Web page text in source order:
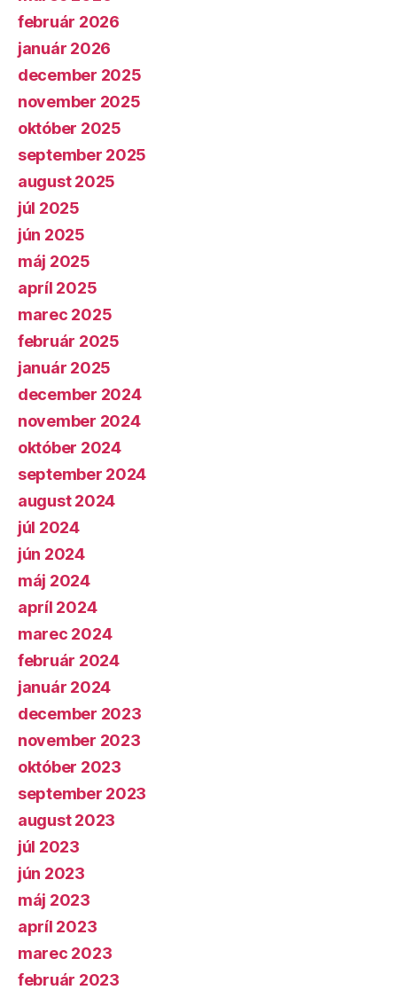
február 2026
január 2026
december 2025
november 2025
október 2025
september 2025
august 2025
júl 2025
jún 2025
máj 2025
apríl 2025
marec 2025
február 2025
január 2025
december 2024
november 2024
október 2024
september 2024
august 2024
júl 2024
jún 2024
máj 2024
apríl 2024
marec 2024
február 2024
január 2024
december 2023
november 2023
október 2023
september 2023
august 2023
júl 2023
jún 2023
máj 2023
apríl 2023
marec 2023
február 2023